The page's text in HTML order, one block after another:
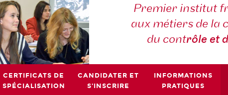
Premier institut
aux métiers de la
du contrôle et
CERTIFICATS DE
SPÉCIALISATION
CANDIDATER ET
S'INSCRIRE
INFORMATIONS
PRATIQUES